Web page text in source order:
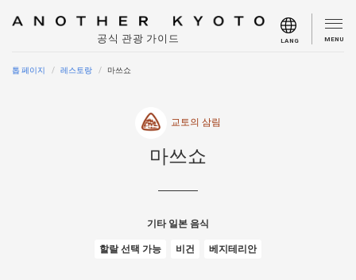
공식 관광 가이드 LANG MENU
톱 페이지 레스토랑 마쓰쇼
교토의 삼림
마쓰쇼
기타 일본 음식
할랄 선택 가능 비건 베지테리안